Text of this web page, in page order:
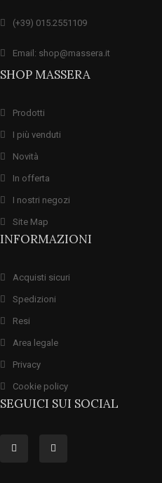
(+39) 015.2551109
Email: shop@massera.it
SHOP MASSERA
Prodotti
I più venduti
Novità
In offerta
I nostri negozi
Site Map
INFORMAZIONI
Acquisti sicuri
Spedizioni
Resi
Area legale
Privacy
Cookie policy
SEGUICI SUI SOCIAL